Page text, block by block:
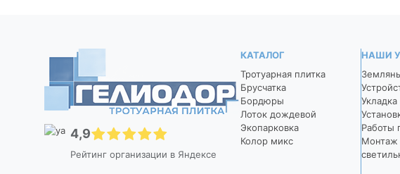
4,9
Рейтинг организации в Яндексе
КАТАЛОГ
Тротуарная плитка
Брусчатка
Бордюры
Лоток дождевой
Экопарковка
Колор микс
НАШИ
Работы
Монтаж